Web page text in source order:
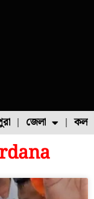
মাছ চাষ
জেলা
উত্তর ২৪ পরগনা